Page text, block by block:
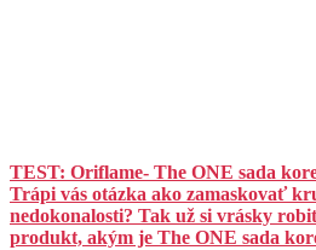
TEST: Oriflame- The ONE sada
Trápi vás otázka ako zamaskovať
nedokonalosti? Tak už si vrásky
produkt, akým je The ONE sada